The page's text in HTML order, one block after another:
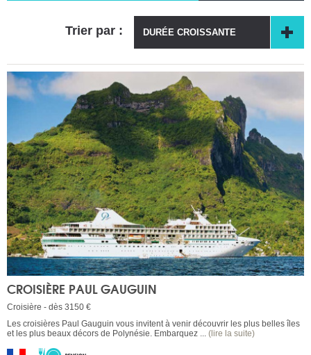
Trier par : DURÉE CROISSANTE
CROISIÈRE PAUL GAUGUIN
Croisière - dès 3150 €
Les croisières Paul Gauguin vous invitent à venir découvrir les plus belles îles
et les plus beaux décors de Polynésie. Embarquez ... (lire la suite)